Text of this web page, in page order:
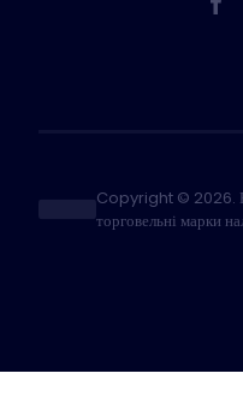
Copyright © 2026.
торговельні марки